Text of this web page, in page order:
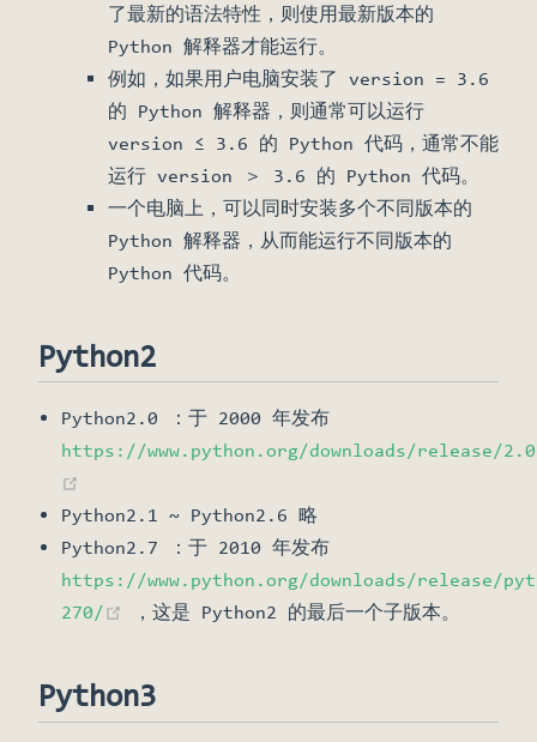
了最新的语法特性，则使用最新版本的
Python 解释器才能运行。
例如，如果用户电脑安装了 version = 3.6
的 Python 解释器，则通常可以运行
version ≤ 3.6 的 Python 代码，通常不能
运行 version ＞ 3.6 的 Python 代码。
一个电脑上，可以同时安装多个不同版本的
Python 解释器，从而能运行不同版本的
Python 代码。
Python2
Python2.0 ：于 2000 年发布
https://www.python.org/downloads/release/
Python2.1 ~ Python2.6 略
Python2.7 ：于 2010 年发布
https://www.python.org/downloads/release/
270/
(opens new window)
，这是 Python2 的最后一个子版本。
Python3